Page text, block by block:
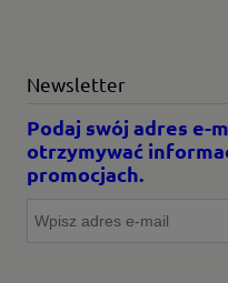
Newsletter
Podaj swój adres e-
otrzymywać
promocjach.